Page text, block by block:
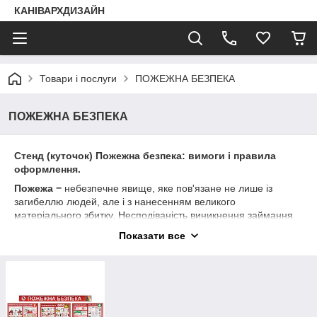
КАНІВАРХДИЗАЙН
Товари і послуги ПОЖЕЖНА БЕЗПЕКА
ПОЖЕЖНА БЕЗПЕКА
Стенд (куточок) Пожежна безпека: вимоги і правила
оформлення.
Пожежа − небезпечне явище, яке пов'язане не лише із
загибеллю людей, але і з нанесенням великого
матеріального збитку. Несподіваність виникнення займання
призводить до трагічних наслідків. Виправити цю ситуацію
вводяться уроки безпеки в учбових закладах, проводяться
протипожежні рейди. Одним з найефективніших і
Показати все